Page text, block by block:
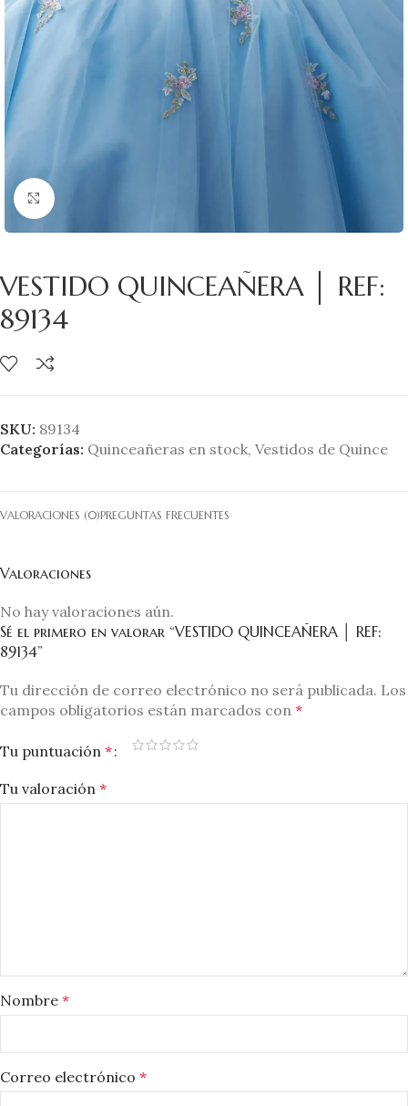
Clic para ampliar
VESTIDO QUINCEAÑERA │ REF:
89134
SKU: 89134
Categorías: Quinceañeras en stock, Vestidos de Quince
VALORACIONES (0)PREGUNTAS FRECUENTES
Valoraciones
No hay valoraciones aún.
Sé el primero en valorar “VESTIDO QUINCEAÑERA │ REF:
89134”
Tu dirección de correo electrónico no será publicada. Los
campos obligatorios están marcados con *
Tu puntuación *
Tu valoración *
Nombre *
Correo electrónico *